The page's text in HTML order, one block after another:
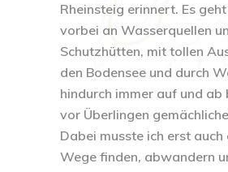
Rheinsteig erinnert. Es
vorbei an Wasserquellen
Schutzhütten, mit tollen
den Bodensee und durch
hindurch immer auf und ab
vor Überlingen
Dabei musste ich erst auch
Wege finden, abwandern